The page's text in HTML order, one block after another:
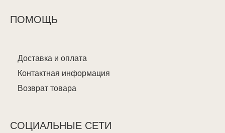
ПОМОЩЬ
Доставка и оплата
Контактная информация
Возврат товара
СОЦИАЛЬНЫЕ СЕТИ